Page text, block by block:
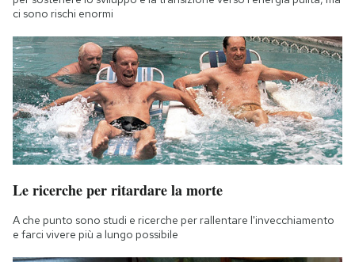
ci sono rischi enormi
Le ricerche per ritardare la morte
A che punto sono studi e ricerche per rallentare l'invecchiamento
e farci vivere più a lungo possibile